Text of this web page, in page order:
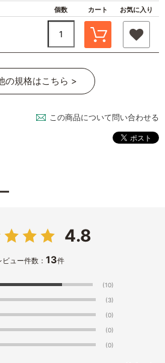
個数 カート お気に入り
の規格はこちら >
この商品について問い合わせる
4.8
ビュー件数：13件
(10)
(3)
(0)
(0)
(0)